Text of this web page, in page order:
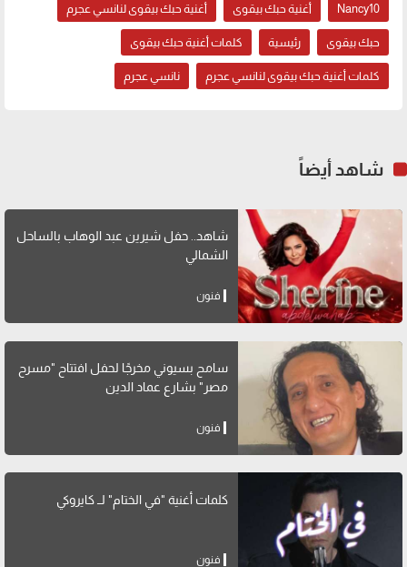
Nancy10 أغنية حبك بيقوى أغنية حبك بيقوى لنانسي عجرم
حبك بيقوى رئيسية كلمات أغنية حبك بيقوى
كلمات أغنية حبك بيقوى لنانسي عجرم نانسي عجرم
شاهد أيضاً
شاهد.. حفل شيرين عبد الوهاب بالساحل
الشمالي
فنون
سامح بسيوني مخرجًا لحفل افتتاح "مسرح
مصر" بشارع عماد الدين
فنون
كلمات أغنية "في الختام" لــ كايروكي
فنون